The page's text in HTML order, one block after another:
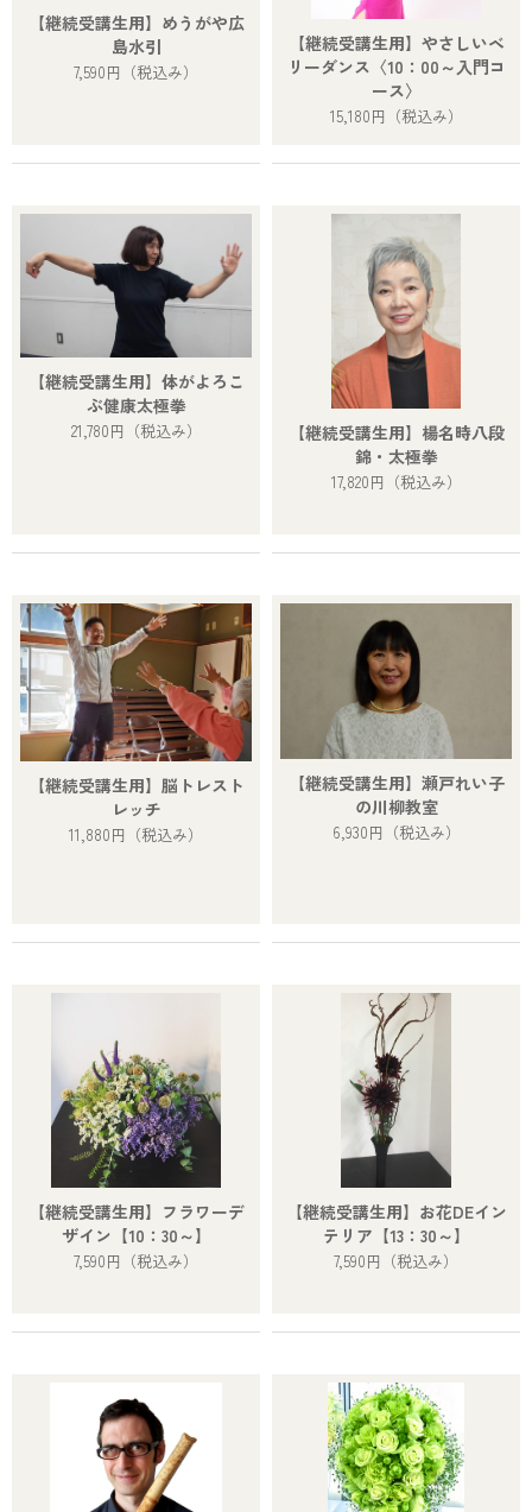
【継続受講生用】めうがや広
島水引
7,590円 （税込み）
【継続受講生用】やさしいベ
リーダンス〈10：00～入門コ
ース〉
15,180円 （税込み）
【継続受講生用】体がよろこ
ぶ健康太極拳
21,780円 （税込み）
【継続受講生用】楊名時八段
錦・太極拳
17,820円 （税込み）
【継続受講生用】脳トレスト
レッチ
11,880円 （税込み）
【継続受講生用】瀬戸れい子
の川柳教室
6,930円 （税込み）
【継続受講生用】フラワーデ
ザイン【10：30～】
7,590円 （税込み）
【継続受講生用】お花DEイン
テリア【13：30～】
7,590円 （税込み）